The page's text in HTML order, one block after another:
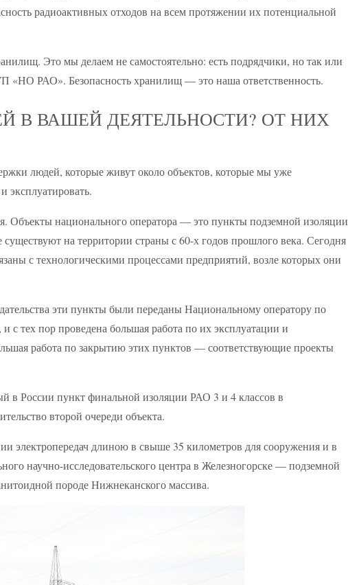
радиоактивных отходов на всем протяжении их потенциальной
Это мы делаем не самостоятельно: есть подрядчики, но так или
«НО РАО». Безопасность хранилищ — это наша ответственность.
В ВАШЕЙ ДЕЯТЕЛЬНОСТИ? ОТ НИХ
людей, которые живут около объектов, которые мы уже
эксплуатировать.
Объекты национального оператора — это пункты подземной изоляции
на территории страны с 60-х годов прошлого века. Сегодня
с технологическими процессами предприятий, возле которых они
эти пункты были переданы Национальному оператору по
тех пор проведена большая работа по их эксплуатации и
работа по закрытию этих пунктов — соответствующие проекты
в России пункт финальной изоляции РАО 3 и 4 классов в
второй очереди объекта.
электропередач длиною в свыше 35 километров для сооружения и в
научно-исследовательского центра в Железногорске — подземной
породе Нижнеканского массива.